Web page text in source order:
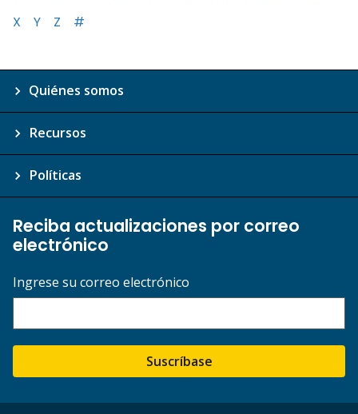
X
Y Z #
Quiénes somos
Recursos
Políticas
Reciba actualizaciones por correo
electrónico
Ingrese su correo electrónico
Suscríbase